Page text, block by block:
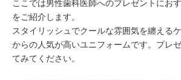
ここでは男性歯科医師へのプレゼントにお
をご紹介します。
スタイリッシュでクールな雰囲気を纏える
からの人気が高いユニフォームです。プレ
てみてください。